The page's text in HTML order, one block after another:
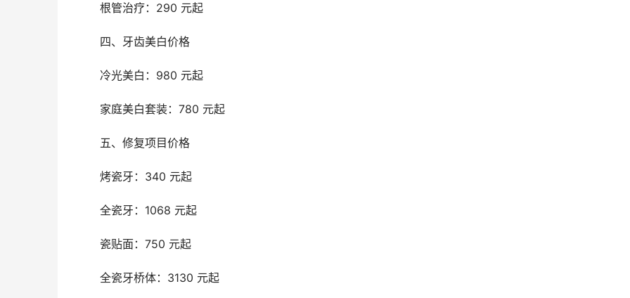
	根管治疗：290 元起
	四、牙齿美白价格
	冷光美白：980 元起
	家庭美白套装：780 元起
	五、修复项目价格
	烤瓷牙：340 元起
	全瓷牙：1068 元起
	瓷贴面：750 元起
	全瓷牙桥体：3130 元起